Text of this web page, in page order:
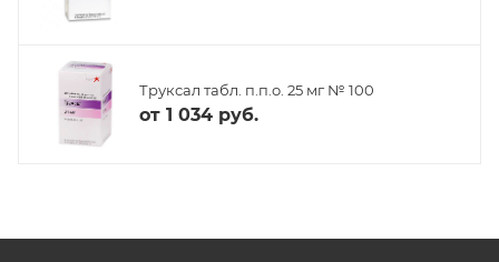
Труксал табл. п.п.о. 25 мг № 100
от 1 034 руб.